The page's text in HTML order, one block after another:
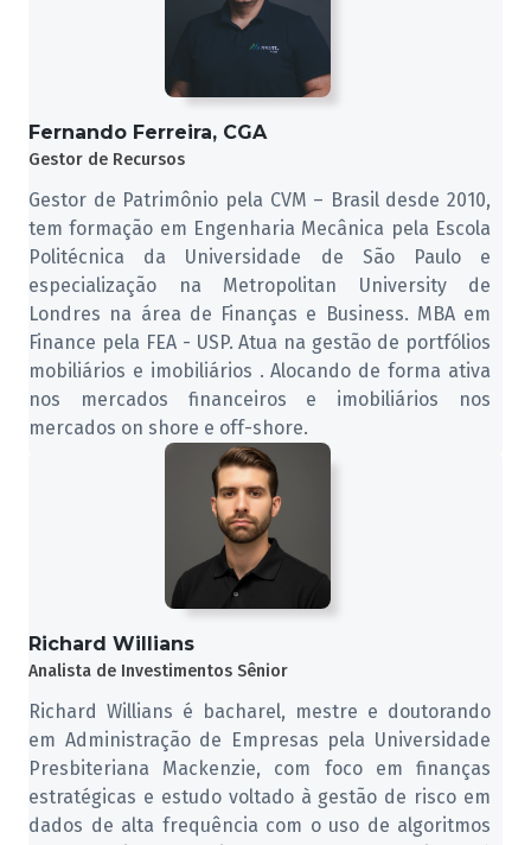
Fernando Ferreira, CGA
Gestor de Recursos
Gestor de Patrimônio pela CVM – Brasil desde 2010,
tem formação em Engenharia Mecânica pela Escola
Politécnica da Universidade de São Paulo e
especialização na Metropolitan University de
Londres na área de Finanças e Business. MBA em
Finance pela FEA - USP. Atua na gestão de portfólios
mobiliários e imobiliários . Alocando de forma ativa
nos mercados financeiros e imobiliários nos
mercados on shore e off-shore.
Richard Willians
Analista de Investimentos Sênior
Richard Willians é bacharel, mestre e doutorando
em Administração de Empresas pela Universidade
Presbiteriana Mackenzie, com foco em finanças
estratégicas e estudo voltado à gestão de risco em
dados de alta frequência com o uso de algoritmos